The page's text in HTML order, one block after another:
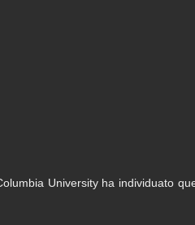
University ha individuato